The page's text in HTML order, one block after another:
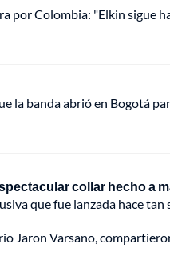
por Colombia: "Elkin sigue
la banda abrió en Bogotá
collar hecho a
que fue lanzada hace tan
Jaron Varsano,